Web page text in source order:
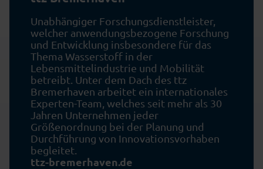
Unabhängiger Forschungsdienstleister,
welcher anwendungsbezogene Forschung
und Entwicklung insbesondere für das
Thema Wasserstoff in der
Lebensmittelindustrie und Mobilität
betreibt. Unter dem Dach des ttz
Bremerhaven arbeitet ein internationales
Experten-Team, welches seit mehr als 30
Jahren Unternehmen jeder
Größenordnung bei der Planung und
Durchführung von Innovationsvorhaben
begleitet.
ttz-bremerhaven.de